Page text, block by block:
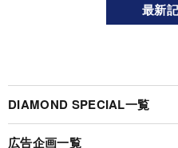
最新
DIAMOND SPECIAL一覧
広告企画一覧